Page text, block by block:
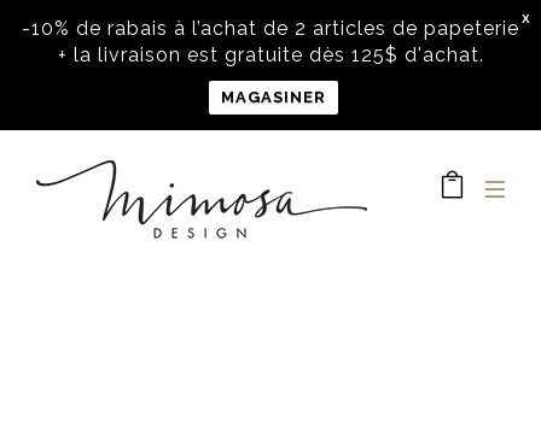
X
-10% de rabais à l’achat de 2 articles de papeterie
+ la livraison est gratuite dès 125$ d'achat.
MAGASINER